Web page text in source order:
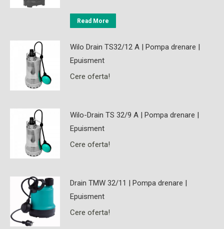
Read More
Wilo Drain TS32/12 A | Pompa drenare |
Epuisment
Cere oferta!
Wilo-Drain TS 32/9 A | Pompa drenare |
Epuisment
Cere oferta!
Drain TMW 32/11 | Pompa drenare |
Epuisment
Cere oferta!